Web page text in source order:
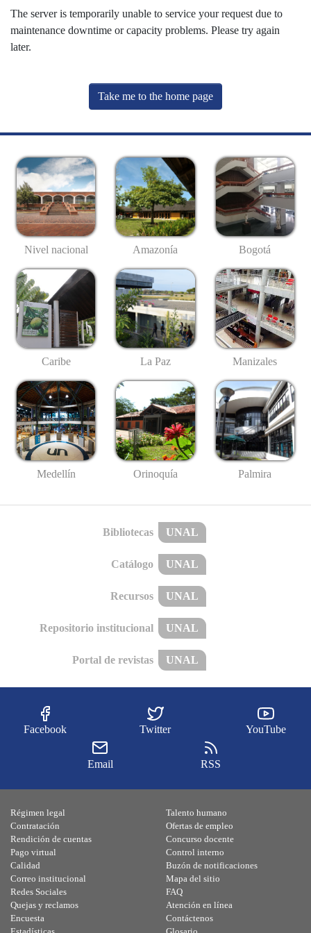
The server is temporarily unable to service your request due to
maintenance downtime or capacity problems. Please try again
later.
Take me to the home page
Nivel nacional Amazonía Bogotá
Caribe La Paz Manizales
Medellín Orinoquía Palmira
Bibliotecas UNAL
Catálogo UNAL
Recursos UNAL
Repositorio institucional UNAL
Portal de revistas UNAL
Facebook Twitter YouTube
Email RSS
Régimen legal
Contratación
Rendición de cuentas
Pago virtual
Calidad
Talento humano
Ofertas de empleo
Concurso docente
Control interno
Buzón de notificaciones
Correo institucional
Redes Sociales
Quejas y reclamos
Encuesta
Mapa del sitio
FAQ
Atención en línea
Contáctenos